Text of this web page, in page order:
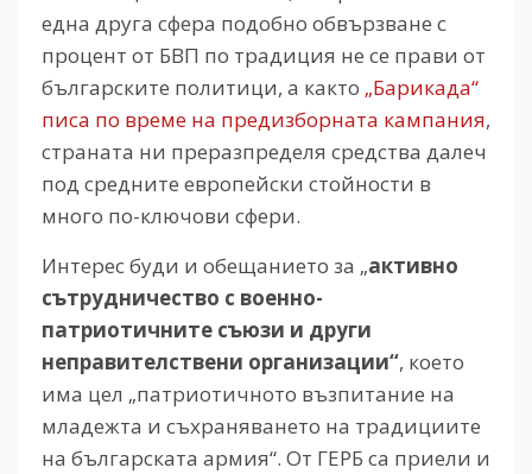
една друга сфера подобно обвързване с
процент от БВП по традиция не се прави от
българските политици, а както „Барикада“
писа по време на предизборната кампания,
страната ни преразпределя средства далеч
под средните европейски стойности в
много по-ключови сфери.
Интерес буди и обещанието за „активно
сътрудничество с военно-
патриотичните съюзи и други
неправителствени организации“, което
има цел „патриотичното възпитание на
младежта и съхраняването на традициите
на българската армия“. От ГЕРБ са приели и